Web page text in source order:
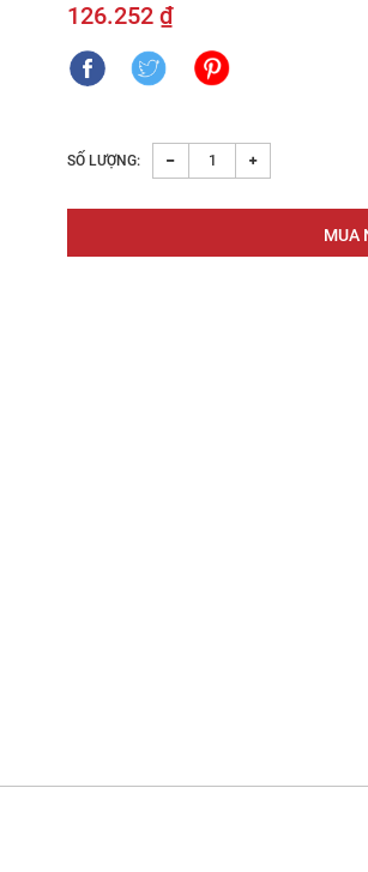
126.252 ₫
SỐ LƯỢNG: